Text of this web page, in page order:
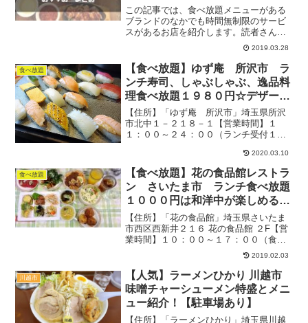
お店あり】
この記事では、食べ放題メニューがある
ブランドのなかでも時間無制限のサービ
スがあるお店を紹介します。読者さんか
ら時間無制限のお店を探しやすいように
と、リクエストがあったので作ってみま
した♪ 特に平日のランチタイムはそうい
ったお店が多いので、集...
2019.03.28
食べ放題
【食べ放題】ゆず庵 所沢市 ラ
ンチ寿司、しゃぶしゃぶ、逸品料
理食べ放題１９８０円☆デザート
も対象で大満足【土日OK】
【住所】「ゆず庵 所沢市」埼玉県所沢
市北中１－２１８－１【営業時間】１
１：００～２４：００（ランチ受付１
場：８１台（共有）クレジットカード：
可関連：食べ放題の記事一覧店名にある
通り「ゆず」が随所にピカリ。こ...
2020.03.10
食べ放題
【食べ放題】花の食品館レストラ
ン さいたま市 ランチ食べ放題
１０００円は和洋中が楽しめる超
優良バイキングだった
【住所】「花の食品館」埼玉県さいたま
市西区西新井２１６ 花の食品館 ２F【営
業時間】１０：００～１７：００（食べ
放題は土日祝のみ）定休日：月、火曜日
約３０席テーブル席駐車場：あり２０１
８．６月（日曜）：１１時過ぎ待ちなし
関連：食べ放題の記事...
2019.02.03
川越市
【人気】ラーメンひかり 川越市
味噌チャーシューメン特盛とメニ
ュー紹介！【駐車場あり】
【住所】「ラーメンひかり」埼玉県川越